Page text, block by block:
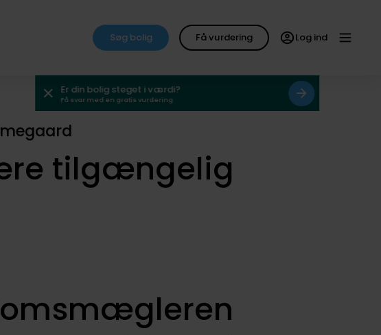
Søg bolig Få vurdering Log ind
Er din bolig steget i værdi?
Få svar med en gratis vurdering
tilgængelig